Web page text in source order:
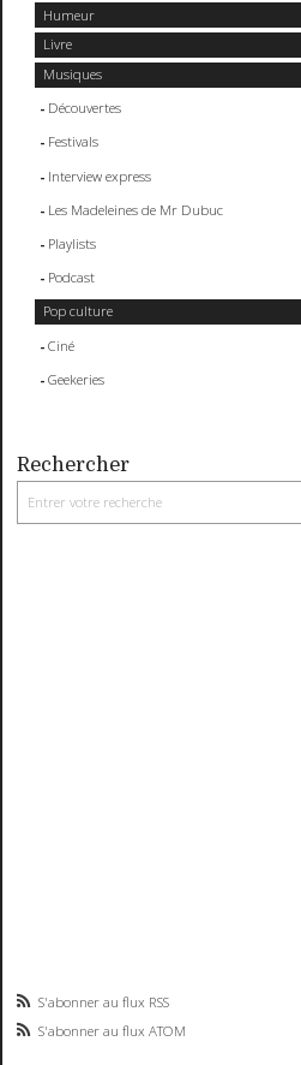
Humeur
Livre
Musiques
Découvertes
Festivals
Interview express
Les Madeleines de Mr Dubuc
Playlists
Podcast
Pop culture
Ciné
Geekeries
Rechercher
S'abonner au flux RSS
S'abonner au flux ATOM